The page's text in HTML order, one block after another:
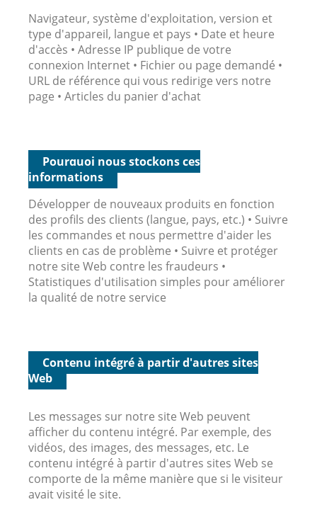
Navigateur, système d'exploitation, version et
type d'appareil, langue et pays • Date et heure
d'accès • Adresse IP publique de votre
connexion Internet • Fichier ou page demandé •
URL de référence qui vous redirige vers notre
page • Articles du panier d'achat
Pourquoi nous stockons ces
informations
Développer de nouveaux produits en fonction
des profils des clients (langue, pays, etc.) • Suivre
les commandes et nous permettre d'aider les
clients en cas de problème • Suivre et protéger
notre site Web contre les fraudeurs •
Statistiques d'utilisation simples pour améliorer
la qualité de notre service
Contenu intégré à partir d'autres sites
Web
Les messages sur notre site Web peuvent
afficher du contenu intégré. Par exemple, des
vidéos, des images, des messages, etc. Le
contenu intégré à partir d'autres sites Web se
comporte de la même manière que si le visiteur
avait visité le site.